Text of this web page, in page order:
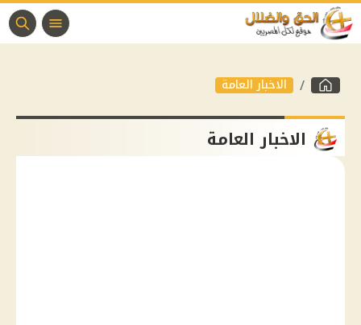
الاخبار العامة
الاخبار العامة